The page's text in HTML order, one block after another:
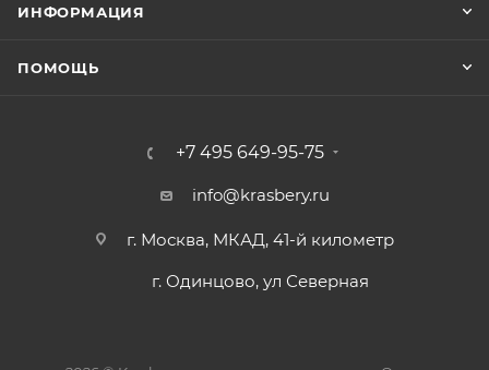
ИНФОРМАЦИЯ
ПОМОЩЬ
+7 495 649-95-75
info@krasbery.ru
г. Москва, МКАД, 41-й километр
г. Одинцово, ул Северная